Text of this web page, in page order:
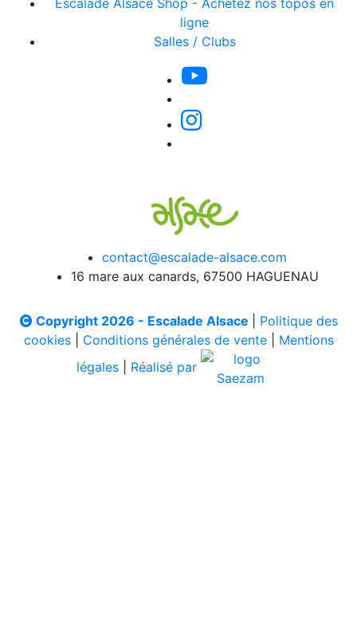
Escalade Alsace Shop - Achetez nos topos en
ligne
Salles / Clubs
contact@escalade-alsace.com
16 mare aux canards, 67500 HAGUENAU
Copyright 2026 - Escalade Alsace
Politique des
cookies| Conditions générales de vente| Mentions
légales
Réalisé par